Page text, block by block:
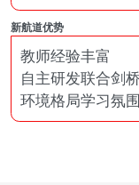
新航道优势
教师经验丰富
自主研发联合剑
环境格局学习氛